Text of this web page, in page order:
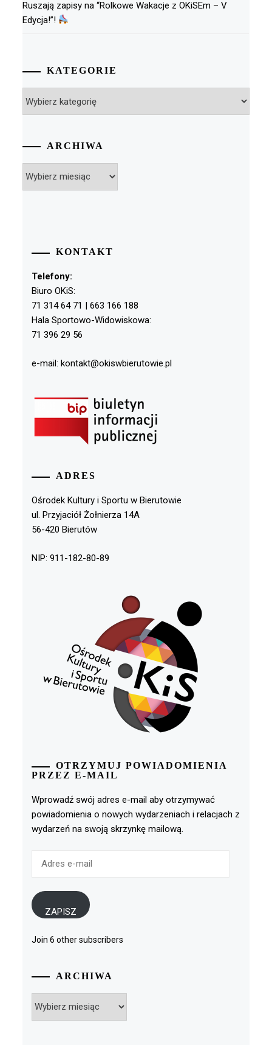
Ruszają zapisy na “Rolkowe Wakacje z OKiSEm – V
Edycja!”!
KATEGORIE
ARCHIWA
KONTAKT
Telefony:
Biuro OKiS:
71 314 64 71 | 663 166 188
Hala Sportowo-Widowiskowa:
71 396 29 56
e-mail: kontakt@okiswbierutowie.pl
ADRES
Ośrodek Kultury i Sportu w Bierutowie
ul. Przyjaciół Żołnierza 14A
56-420 Bierutów
NIP: 911-182-80-89
OTRZYMUJ POWIADOMIENIA
PRZEZ E-MAIL
Wprowadź swój adres e-mail aby otrzymywać
powiadomienia o nowych wydarzeniach i relacjach z
wydarzeń na swoją skrzynkę mailową.
ZAPISZ
Join 6 other subscribers
ARCHIWA